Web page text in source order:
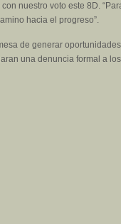
nuestro voto este 8D.
hacia el progreso”.
de generar
una denuncia formal a